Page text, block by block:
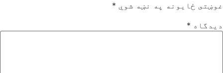
غوښتى ځایونه په نښه شوي *
دیدگاه *